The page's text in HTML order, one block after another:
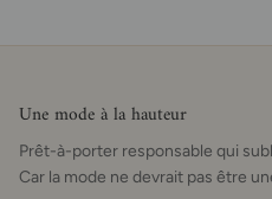
Une mode à la hauteur
Prêt-à-porter responsable qui
Car la mode ne devrait pas être